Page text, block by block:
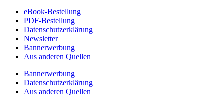
eBook-Bestellung
PDF-Bestellung
Datenschutzerklärung
Newsletter
Bannerwerbung
Aus anderen Quellen
Bannerwerbung
Datenschutzerklärung
Aus anderen Quellen